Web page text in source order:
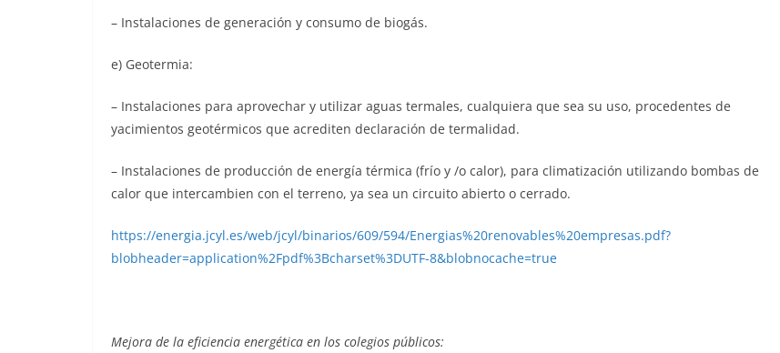
– Instalaciones de generación y consumo de biogás.
e) Geotermia:
– Instalaciones para aprovechar y utilizar aguas termales, cualquiera que sea su uso, procedentes de
yacimientos geotérmicos que acrediten declaración de termalidad.
– Instalaciones de producción de energía térmica (frío y /o calor), para climatización utilizando bombas de
calor que intercambien con el terreno, ya sea un circuito abierto o cerrado.
https://energia.jcyl.es/web/jcyl/binarios/609/594/Energias%20renovables%20empresas.pdf?
blobheader=application%2Fpdf%3Bcharset%3DUTF-8&blobnocache=true
Mejora de la eficiencia energética en los colegios públicos: